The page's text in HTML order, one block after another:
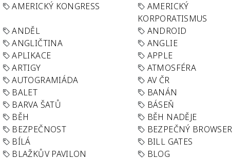
AMERICKÝ KONGRESS
AMERICKÝ
KORPORATISMUS
ANDĚL ANDROID
ANGLIČTINA ANGLIE
APLIKACE APPLE
ARTIGY ATMOSFÉRA
AUTOGRAMIÁDA AV ČR
BALET BANÁN
BARVA ŠATŮ BÁSEŇ
BĚH BĚH NADĚJE
BEZPEČNOST BEZPEČNÝ BROWSER
BÍLÁ BILL GATES
BLAŽKŮV PAVILON BLOG